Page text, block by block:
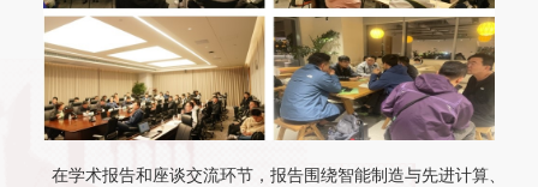
在学术报告和座谈交流环节，报告围绕智能制造与先进计算、